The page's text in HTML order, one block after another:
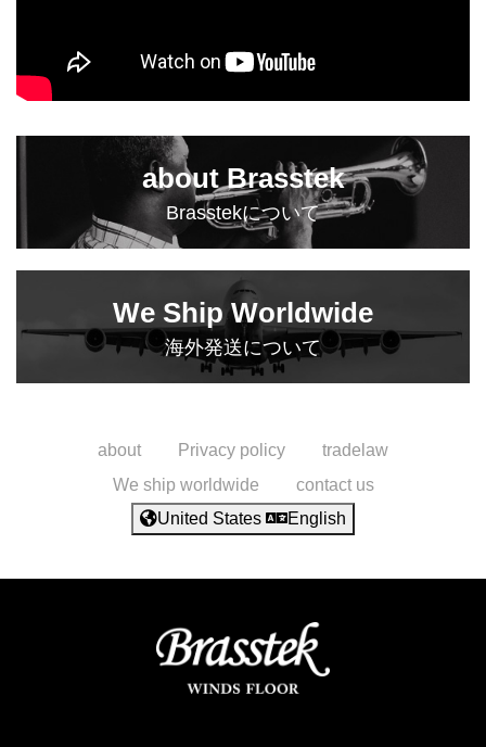
about Brasstek
Brasstekについて
We Ship Worldwide
海外発送について
about Privacy policy
tradelaw
We ship worldwide
contact us
United States
English